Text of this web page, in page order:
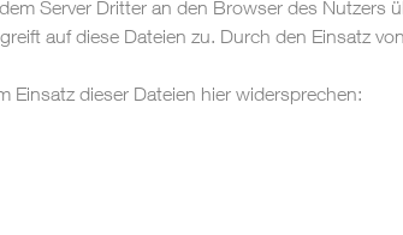
Server Dritter an den Browser des Nutzers
auf diese Dateien zu. Durch den Einsatz
Einsatz dieser Dateien hier widersprechen: